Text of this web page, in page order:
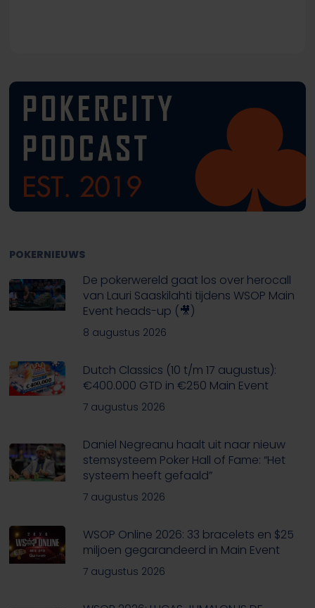
POKERNIEUWS
De pokerwereld gaat los over herocall
van Lauri Saaskilahti tijdens WSOP Main
Event heads-up (🎥)
8 augustus 2026
Dutch Classics (10 t/m 17 augustus):
€400.000 GTD in €250 Main Event
7 augustus 2026
Daniel Negreanu haalt uit naar nieuw
stemsysteem Poker Hall of Fame: “Het
systeem heeft gefaald”
7 augustus 2026
WSOP Online 2026: 33 bracelets en $25
miljoen gegarandeerd in Main Event
7 augustus 2026